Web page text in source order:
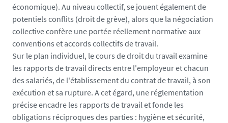
économique). Au niveau collectif, se jouent également de
potentiels conflits (droit de grève), alors que la négociation
collective confère une portée réellement normative aux
conventions et accords collectifs de travail.
Sur le plan individuel, le cours de droit du travail examine
les rapports de travail directs entre l'employeur et chacun
des salariés, de l'établissement du contrat de travail, à son
exécution et sa rupture. A cet égard, une réglementation
précise encadre les rapports de travail et fonde les
obligations réciproques des parties : hygiène et sécurité,